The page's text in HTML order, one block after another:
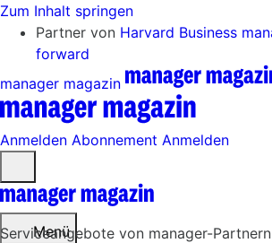
Zum Inhalt springen
Partner von Harvard Business
forward
manager magazin
Anmelden Abonnement Anmelden
öffnen
Menü
Serviceangebote von manager-Partnern